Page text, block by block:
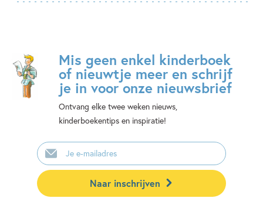
Mis geen enkel kinderboek
of nieuwtje meer en schrijf
je in voor onze nieuwsbrief
Ontvang elke twee weken nieuws,
kinderboekentips en inspiratie!
E-
mailadres
Naar inschrijven